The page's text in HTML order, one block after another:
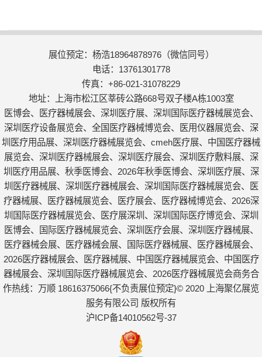
展位预定：杨浩18964878976（微信同号）
电话：13761301778
传真：+86-021-31078229
地址：上海市松江区莘砖公路668号双子楼A栋1003室
医博会、医疗器械展会、深圳医疗展、深圳国际医疗器械展览会、
深圳医疗设备展览会、全国医疗器械博览会、医用仪器展览会、深
圳医疗用品展、深圳医疗器械展览会、cmeh医疗展、中国医疗器械
展览会、深圳医疗器械展会、深圳医疗展会、深圳医疗敷料展、深
圳医疗用品展、秋季医博会、2026年秋季医博会、深圳医疗展、深
圳医疗器械展、深圳医疗器械展会、深圳国际医疗器械展览会、医
疗器械展、医疗器械展览会、医疗展会、医疗器械博览会、2026深
圳国际医疗器械展览会、医疗展深圳、深圳国际医疗博览会、深圳
医博会、国际医疗器械展览会、深圳医疗会展、深圳医疗器械展、
医疗器械会展、医疗器械会展、国际医疗器械展、医疗器械展会、
2026医疗器械展会、医疗器械展、中国医疗器械展览会、中国医疗
器械展会、深圳国际医疗器械展览会、2026医疗器械展览会商务合
作热线：万顺 18616375066{不负责展位预定}© 2020 上海聚亿展览
服务有限公司 版权所有
沪ICP备14010562号-37